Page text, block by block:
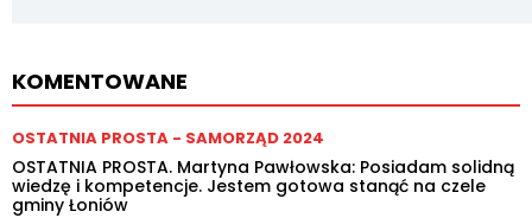
KOMENTOWANE
OSTATNIA PROSTA - SAMORZĄD 2024
OSTATNIA PROSTA. Martyna Pawłowska: Posiadam solidną
wiedzę i kompetencje. Jestem gotowa stanąć na czele
gminy Łoniów